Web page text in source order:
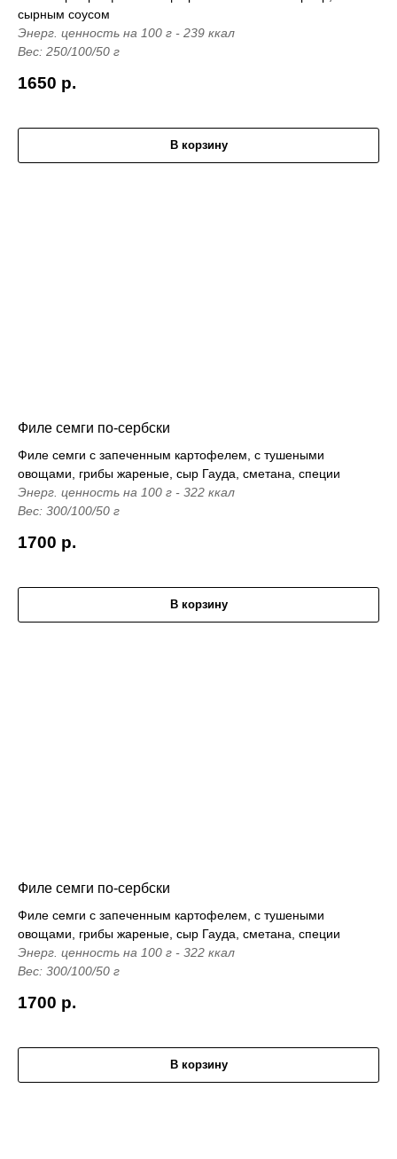
сырным соусом
Энерг. ценность на 100 г - 239 ккал
Вес: 250/100/50 г
1650 р.
В корзину
Филе семги по-сербски
Филе семги с запеченным картофелем, с тушеными
овощами, грибы жареные, сыр Гауда, сметана, специи
Энерг. ценность на 100 г - 322 ккал
Вес: 300/100/50 г
1700 р.
В корзину
Филе семги по-сербски
Филе семги с запеченным картофелем, с тушеными
овощами, грибы жареные, сыр Гауда, сметана, специи
Энерг. ценность на 100 г - 322 ккал
Вес: 300/100/50 г
1700 р.
В корзину